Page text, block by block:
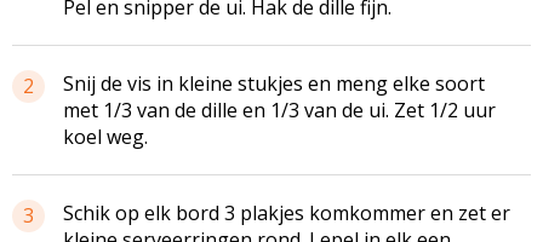
Pel en snipper de ui. Hak de dille fijn.
2
Snij de vis in kleine stukjes en meng elke soort
met 1/3 van de dille en 1/3 van de ui. Zet 1/2 uur
koel weg.
3
Schik op elk bord 3 plakjes komkommer en zet er